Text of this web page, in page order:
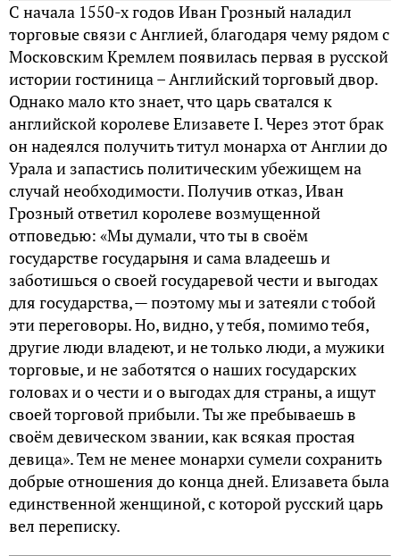
С начала 1550-х годов Иван Грозный наладил
торговые связи с Англией, благодаря чему рядом с
Московским Кремлем появилась первая в русской
истории гостиница – Английский торговый двор.
Однако мало кто знает, что царь сватался к
английской королеве Елизавете I. Через этот брак
он надеялся получить титул монарха от Англии до
Урала и запастись политическим убежищем на
случай необходимости. Получив отказ, Иван
Грозный ответил королеве возмущенной
отповедью: «Мы думали, что ты в своём
государстве государыня и сама владеешь и
заботишься о своей государевой чести и выгодах
для государства, — поэтому мы и затеяли с тобой
эти переговоры. Но, видно, у тебя, помимо тебя,
другие люди владеют, и не только люди, а мужики
торговые, и не заботятся о наших государских
головах и о чести и о выгодах для страны, а ищут
своей торговой прибыли. Ты же пребываешь в
своём девическом звании, как всякая простая
девица». Тем не менее монархи сумели сохранить
добрые отношения до конца дней. Елизавета была
единственной женщиной, с которой русский царь
вел переписку.